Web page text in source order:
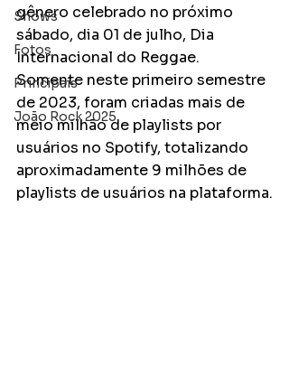
Shows
Fotos
Principais
João Rock 2025
gênero celebrado no próximo
sábado, dia 01 de julho, Dia
Internacional do Reggae.
Somente neste primeiro semestre
de 2023, foram criadas mais de
meio milhão de playlists por
usuários no Spotify, totalizando
aproximadamente 9 milhões de
playlists de usuários na plataforma.